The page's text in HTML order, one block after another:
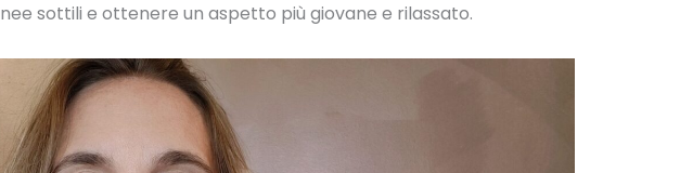
sottili e ottenere un aspetto più giovane e rilassato.